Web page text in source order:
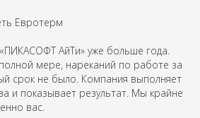
Евротерм
АйТи» уже больше года.
мере, нареканий по работе за
срок не было. Компания выполняет
и показывает результат. Мы крайне
вас.